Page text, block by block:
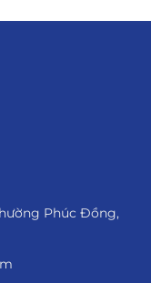
Phúc Đồng,